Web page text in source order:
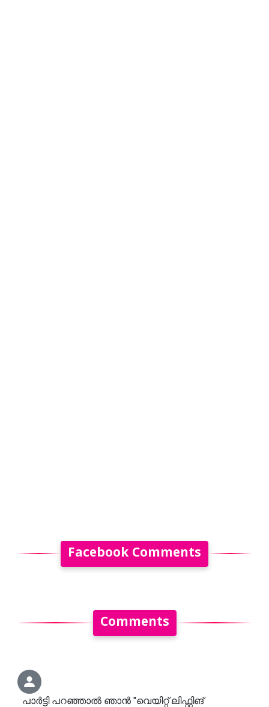
Facebook Comments
Comments
പാർട്ടി പറഞ്ഞാൽ ഞാൻ "വെയിറ്റ് ലിഫ്റ്റിങ്